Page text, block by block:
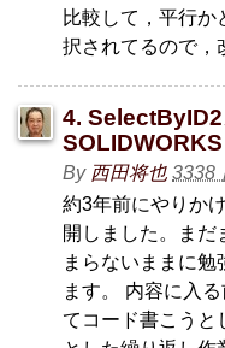
比較して，平行か
択されてるので，
4. SelectByID2
By 西田将也 3338
約3年前にやりか
開しました。まだ
まらないままに勉
ます。 内容に入
てコード書こうと